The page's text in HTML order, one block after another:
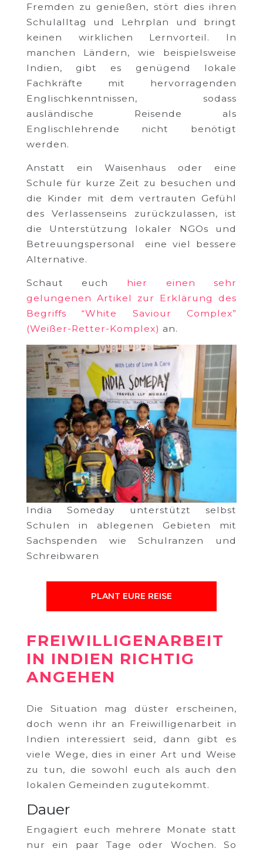
Fremden zu genießen, stört dies ihren
Schulalltag und Lehrplan und bringt
keinen wirklichen Lernvorteil. In
manchen Ländern, wie beispielsweise
Indien, gibt es genügend lokale
Fachkräfte mit hervorragenden
Englischkenntnissen, sodass
ausländische Reisende als
Englischlehrende nicht benötigt
werden.
Anstatt ein Waisenhaus oder eine
Schule für kurze Zeit zu besuchen und
die Kinder mit dem vertrauten Gefühl
des Verlassenseins zurückzulassen, ist
die Unterstützung lokaler NGOs und
Betreuungspersonal eine viel bessere
Alternative.
Schaut euch hier einen sehr
gelungenen Artikel zur Erklärung des
Begriffs “White Saviour Complex”
(Weißer-Retter-Komplex) an.
India Someday unterstützt selbst
Schulen in ablegenen Gebieten mit
Sachspenden wie Schulranzen und
Schreibwaren
PLANT EURE REISE
FREIWILLIGENARBEIT
IN INDIEN RICHTIG
ANGEHEN
Die Situation mag düster erscheinen,
doch wenn ihr an Freiwilligenarbeit in
Indien interessiert seid, dann gibt es
viele Wege, dies in einer Art und Weise
zu tun, die sowohl euch als auch den
lokalen Gemeinden zugutekommt.
Dauer
Engagiert euch mehrere Monate statt
nur ein paar Tage oder Wochen. So